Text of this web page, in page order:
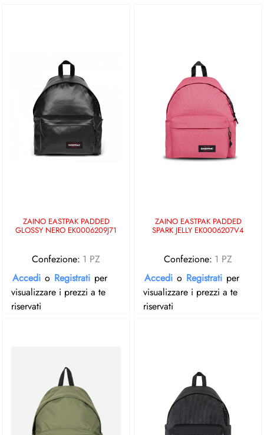
ZAINO EASTPAK PADDED
GLOSSY NERO EK0006209J71
Confezione: 1 PZ
Accedi o Registrati per
visualizzare i prezzi a te
riservati
ZAINO EASTPAK PADDED
SPARK JELLY EK0006207V4
Confezione: 1 PZ
Accedi o Registrati per
visualizzare i prezzi a te
riservati